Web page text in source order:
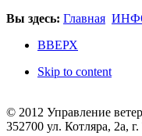
Вы здесь: Главная
ВВЕРХ
Skip to content
© 2012 Управление
352700 ул. Котляра, 2а,